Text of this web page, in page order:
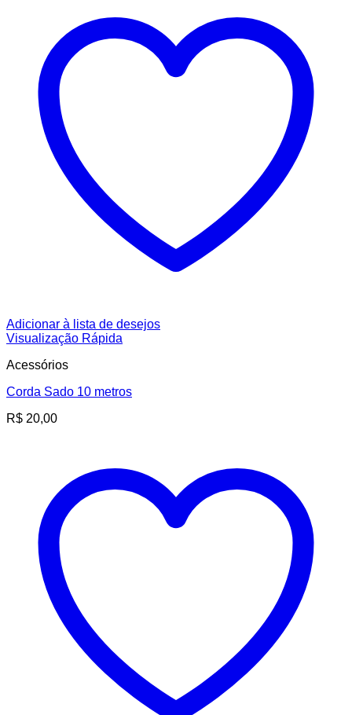
Adicionar à lista de desejos
Visualização Rápida
Acessórios
Corda Sado 10 metros
R$ 20,00